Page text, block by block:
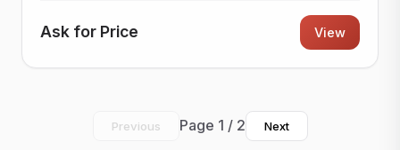
Ask for Price View
Previous Page 1 / 2 Next